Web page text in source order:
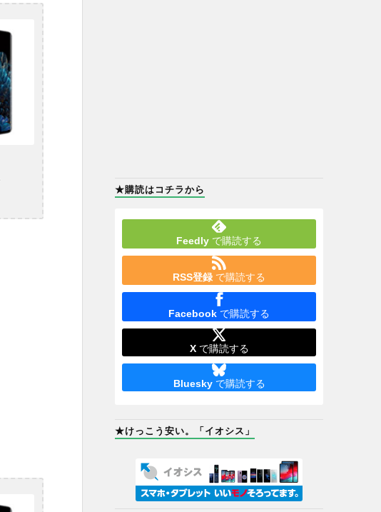
★購読はコチラから
Feedly で購読する
RSS登録 で購読する
Facebook で購読する
Xで購読する
Blueskyで購読する
★けっこう安い。「イオシス」